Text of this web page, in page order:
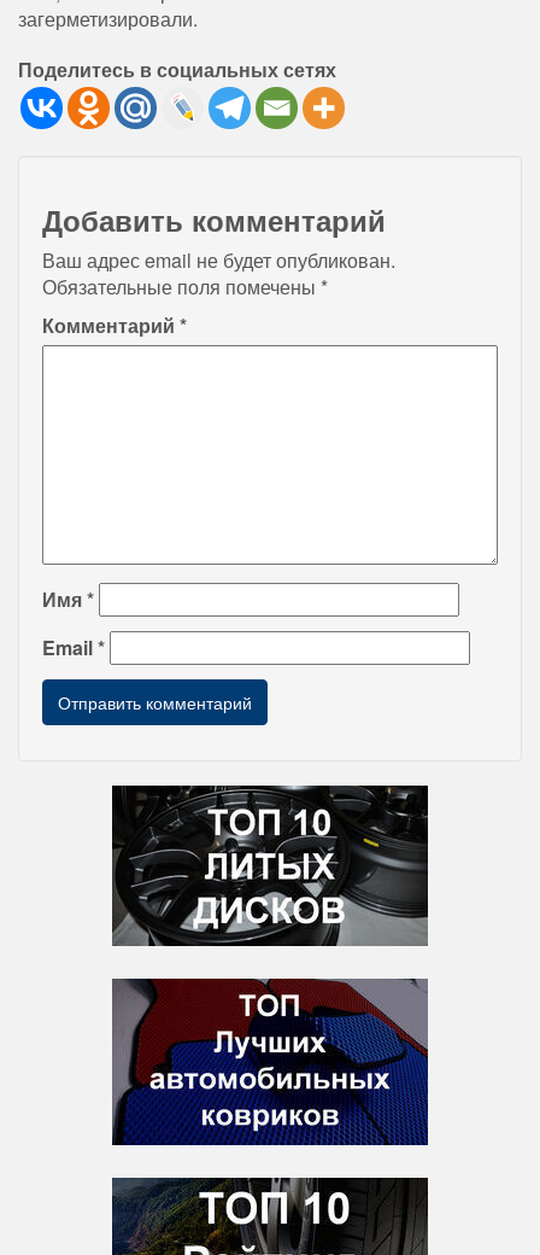
загерметизировали.
Поделитесь в социальных сетях
Добавить комментарий
Ваш адрес email не будет опубликован.
Обязательные поля помечены *
Комментарий *
Имя*
Email*